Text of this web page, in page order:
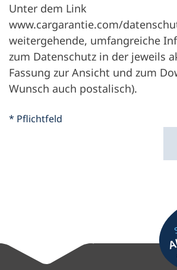
Nr.
PLZ
Unter dem Link
www.cargarantie.com/
weitergehende, umfangreiche
zum Datenschutz in der jeweils
Fassung zur Ansicht und zum
Wunsch auch postalisch).
* Pflichtfeld